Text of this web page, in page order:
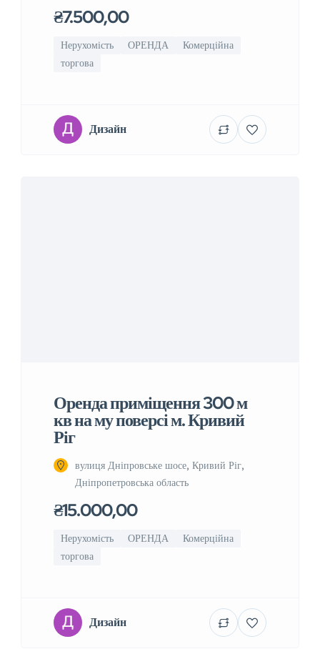
₴7.500,00
Нерухомість ОРЕНДА
Комерційна
торгова
Дизайн
Оренда приміщення 300 м
кв на му поверсі м. Кривий
Ріг
вулиця Дніпровське шосе, Кривий Ріг,
Дніпропетровська область
₴15.000,00
Нерухомість ОРЕНДА
Комерційна
торгова
Дизайн